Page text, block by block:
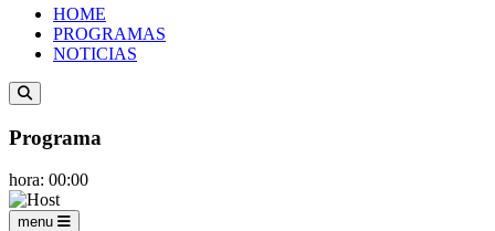
HOME
PROGRAMAS
NOTICIAS
Programa
hora: 00:00
menu